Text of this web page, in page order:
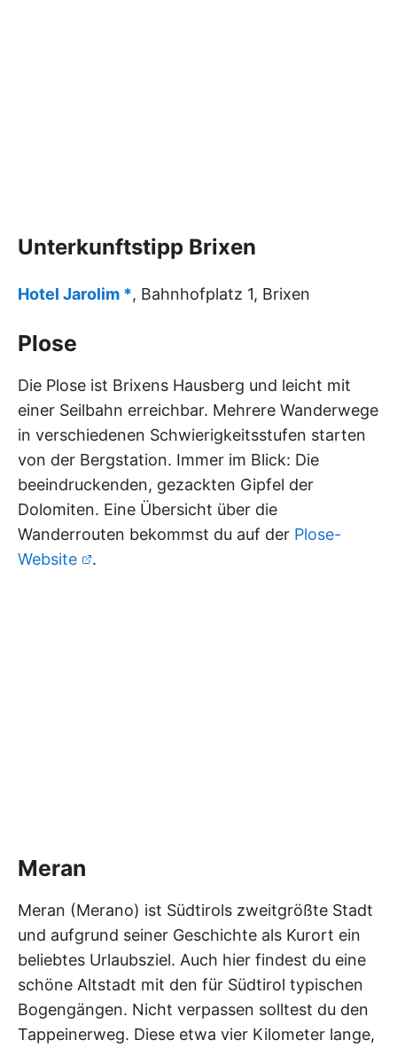
Unterkunftstipp Brixen
Hotel Jarolim *, Bahnhofplatz 1, Brixen
Plose
Die Plose ist Brixens Hausberg und leicht mit
einer Seilbahn erreichbar. Mehrere Wanderwege
in verschiedenen Schwierigkeitsstufen starten
von der Bergstation. Immer im Blick: Die
beeindruckenden, gezackten Gipfel der
Dolomiten. Eine Übersicht über die
Wanderrouten bekommst du auf der Plose-
Website
.
Meran
Meran (Merano) ist Südtirols zweitgrößte Stadt
und aufgrund seiner Geschichte als Kurort ein
beliebtes Urlaubsziel. Auch hier findest du eine
schöne Altstadt mit den für Südtirol typischen
Bogengängen. Nicht verpassen solltest du den
Tappeinerweg. Diese etwa vier Kilometer lange,